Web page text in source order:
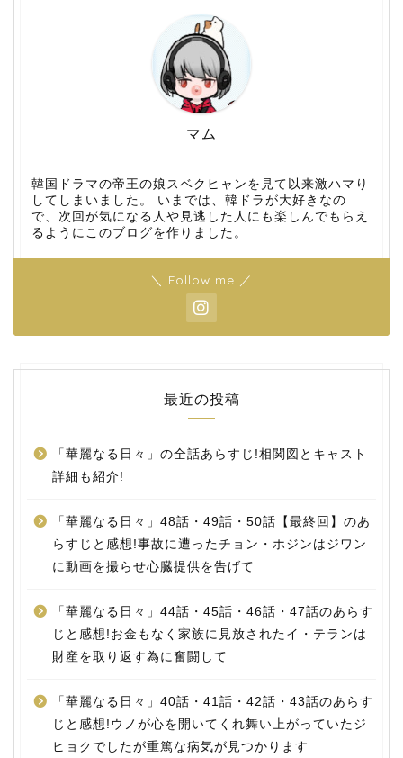
マム
韓国ドラマの帝王の娘スベクヒャンを見て以来激ハマり
してしまいました。 いまでは、韓ドラが大好きなの
で、次回が気になる人や見逃した人にも楽しんでもらえ
るようにこのブログを作りました。
＼ Follow me ／
最近の投稿
「華麗なる日々」の全話あらすじ!相関図とキャスト
詳細も紹介!
「華麗なる日々」48話・49話・50話【最終回】のあ
らすじと感想!事故に遭ったチョン・ホジンはジワン
に動画を撮らせ心臓提供を告げて
「華麗なる日々」44話・45話・46話・47話のあらす
じと感想!お金もなく家族に見放されたイ・テランは
財産を取り返す為に奮闘して
「華麗なる日々」40話・41話・42話・43話のあらす
じと感想!ウノが心を開いてくれ舞い上がっていたジ
ヒョクでしたが重篤な病気が見つかります